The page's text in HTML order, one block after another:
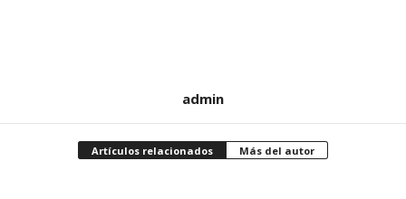
admin
Artículos relacionados Más del autor